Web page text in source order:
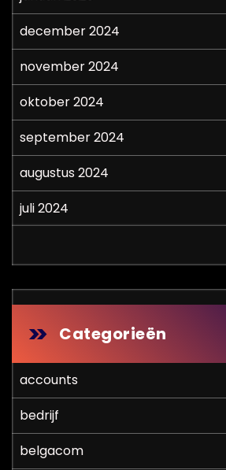
december 2024
november 2024
oktober 2024
september 2024
augustus 2024
juli 2024
Categorieën
accounts
bedrijf
belgacom